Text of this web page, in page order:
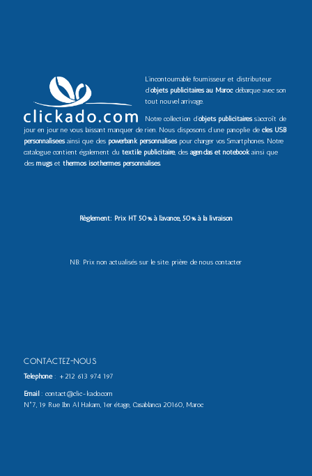
L’incontournable fournisseur et distributeur
d’objets publicitaires au Marocdébarque avec son
tout nouvel arrivage.
Notre collection d’objets publicitairess’accroît de
jour en jour ne vous laissant manquer de rien. Nous disposons d’une panoplie de clés USB
personnaliséesainsi que des powerbank personnaliséspour charger vos Smartphones. Notre
catalogue contient également du textile publicitaire, des agendas et notebookainsi que
des mugset thermos isothermes personnalisés.
Règlement: Prix HT 50% à l’avance, 50% à la livraison
NB: Prix non actualisés sur le site. prière de nous contacter
CONTACTEZ-NOUS
Téléphone: +212 613 974 197
Email: contact@clic-kado.com
N°7, 19 Rue Ibn Al Hakam, 1er étage, Casablanca 20160, Maroc